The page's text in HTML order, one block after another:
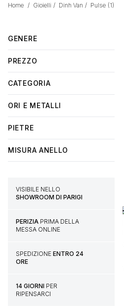
Home / Gioielli / Dinh Van / Pulse (1)
GENERE
PREZZO
CATEGORIA
ORI E METALLI
PIETRE
MISURA ANELLO
VISIBILE NELLO
SHOWROOM DI PARIGI
PERIZIA PRIMA DELLA
MESSA ONLINE
SPEDIZIONE ENTRO 24
ORE
14 GIORNI PER
RIPENSARCI